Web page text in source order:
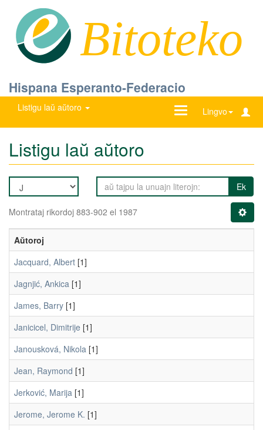
Bitoteko
Hispana Esperanto-Federacio
Listigu laŭ aŭtoro Lingvo
Ŝanĝu
Listigu laŭ aŭtoro
Ek
Montrataj rikordoj 883-902 el 1987
Aŭtoroj
Jacquard, Albert [1]
Jagnjić, Ankica [1]
James, Barry [1]
Janicicel, Dimitrije [1]
Janousková, Nikola [1]
Jean, Raymond [1]
Jerković, Marija [1]
Jerome, Jerome K. [1]